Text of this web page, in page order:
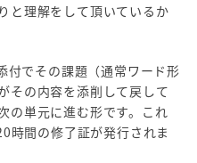
と理解をして頂いているか
でその課題（通常ワード形
その内容を添削して戻して
の単元に進む形です。これ
時間の修了証が発行されま